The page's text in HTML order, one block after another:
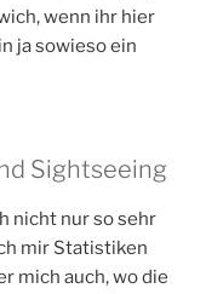
wenn ihr hier
ja sowieso ein
Sightseeing
nicht nur so sehr
mir Statistiken
mich auch, wo die